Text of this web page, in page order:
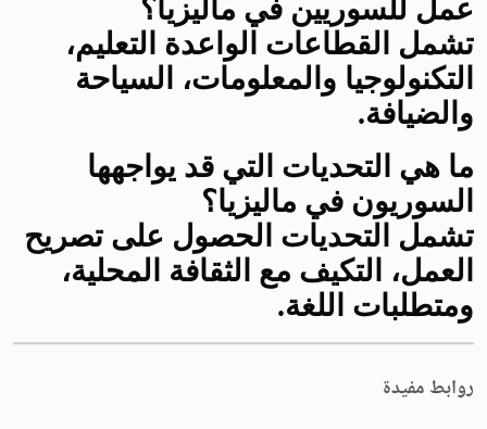
عمل للسوريين في ماليزيا؟
تشمل القطاعات الواعدة التعليم،
التكنولوجيا والمعلومات، السياحة
والضيافة.
ما هي التحديات التي قد يواجهها
السوريون في ماليزيا؟
تشمل التحديات الحصول على تصريح
العمل، التكيف مع الثقافة المحلية،
ومتطلبات اللغة.
روابط مفيدة